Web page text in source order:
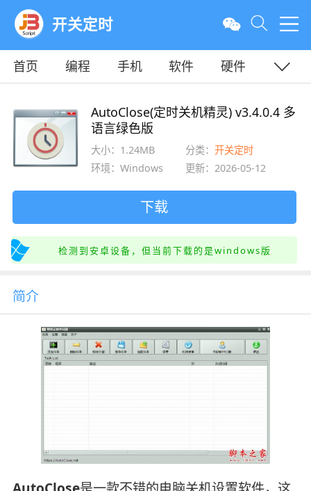
开关定时
首页 编程 手机 软件
硬件
AutoClose(定时关机精灵) v3.4.0.4 多
语言绿色版
大小：1.24MB 分类：开关定时
环境：Windows
更新：2026-05-12
下载
检测到安卓设备，但当前下载的是windows版
简介